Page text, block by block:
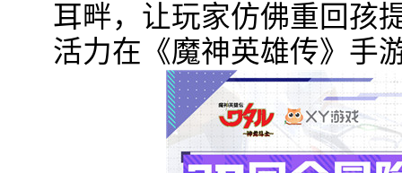
耳畔，让玩家仿佛重回孩
活力在《魔神英雄传》手